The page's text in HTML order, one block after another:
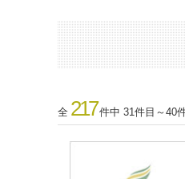
全 217件中 31件目～40